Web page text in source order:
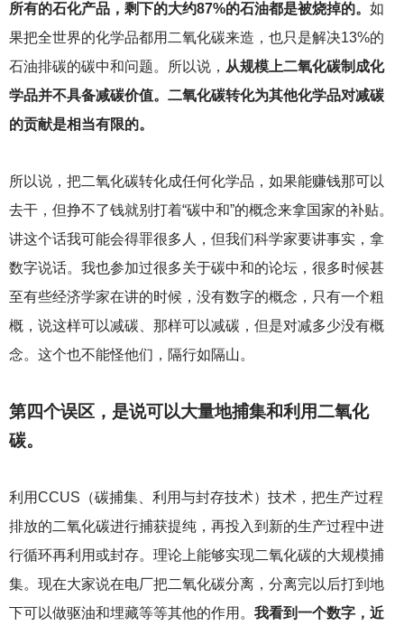
所有的石化产品，剩下的大约87%的石油都是被烧掉的。 如
果把全世界的化学品都用二氧化碳来造，也只是解决13%的
石油排碳的碳中和问题。所以说， 从规模上二氧化碳制成化
学品并不具备减碳价值。二氧化碳转化为其他化学品对减碳
的贡献是相当有限的。
所以说，把二氧化碳转化成任何化学品，如果能赚钱那可以
去干，但挣不了钱就别打着“碳中和”的概念来拿国家的补贴。
讲这个话我可能会得罪很多人，但我们科学家要讲事实，拿
数字说话。我也参加过很多关于碳中和的论坛，很多时候甚
至有些经济学家在讲的时候，没有数字的概念，只有一个粗
概，说这样可以减碳、那样可以减碳，但是对减多少没有概
念。这个也不能怪他们，隔行如隔山。
第四个误区，是说可以大量地捕集和利用二氧化
碳。
利用CCUS（碳捕集、利用与封存技术）技术，把生产过程
排放的二氧化碳进行捕获提纯，再投入到新的生产过程中进
行循环再利用或封存。理论上能够实现二氧化碳的大规模捕
集。现在大家说在电厂把二氧化碳分离，分离完以后打到地
下可以做驱油和埋藏等等其他的作用。 我看到一个数字，近